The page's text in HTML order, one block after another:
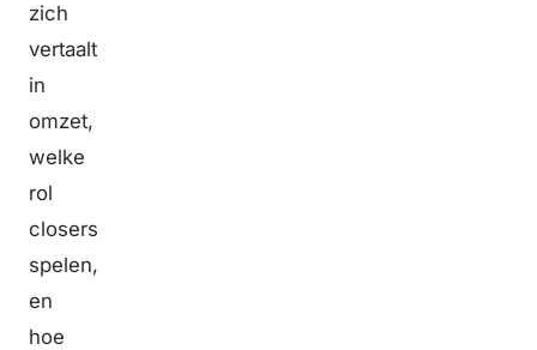
zich
vertaalt
in
omzet,
welke
rol
closers
spelen,
en
hoe